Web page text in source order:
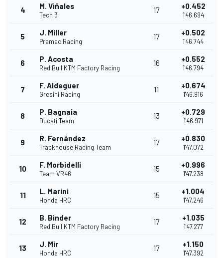
4 M. Viñales
Tech 3
17 +0.452
1'46.694
5 J. Miller
Pramac Racing
17 +0.502
1'46.744
6 P. Acosta
Red Bull KTM Factory Racing
16 +0.552
1'46.794
7 F. Aldeguer
Gresini Racing
11 +0.674
1'46.916
8 P. Bagnaia
Ducati Team
13 +0.729
1'46.971
9 R. Fernández
Trackhouse Racing Team
17 +0.830
1'47.072
10 F. Morbidelli
Team VR46
15 +0.996
1'47.238
11 L. Marini
Honda HRC
15 +1.004
1'47.246
12 B. Binder
Red Bull KTM Factory Racing
17 +1.035
1'47.277
13 J. Mir
Honda HRC
17 +1.150
1'47.392